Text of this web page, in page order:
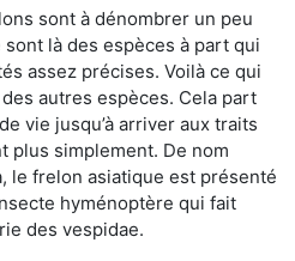
sont à dénombrer un peu
là des espèces à part qui
assez précises. Voilà ce qui
autres espèces. Cela part
vie jusqu’à arriver aux traits
plus simplement. De nom
le frelon asiatique est présenté
hyménoptère qui fait
des vespidae.